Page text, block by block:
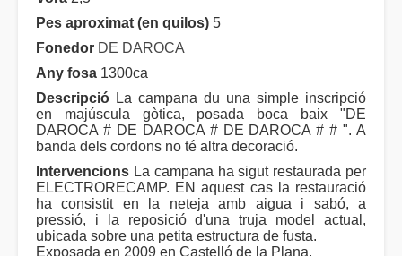
Pes aproximat (en quilos) 5
Fonedor DE DAROCA
Any fosa 1300ca
Descripció La campana du una simple inscripció
en majúscula gòtica, posada boca baix "DE
DAROCA # DE DAROCA # DE DAROCA # # ". A
banda dels cordons no té altra decoració.
Intervencions La campana ha sigut restaurada per
ELECTRORECAMP. EN aquest cas la restauració
ha consistit en la neteja amb aigua i sabó, a
pressió, i la reposició d'una truja model actual,
ubicada sobre una petita estructura de fusta.
Exposada en 2009 en Castelló de la Plana.